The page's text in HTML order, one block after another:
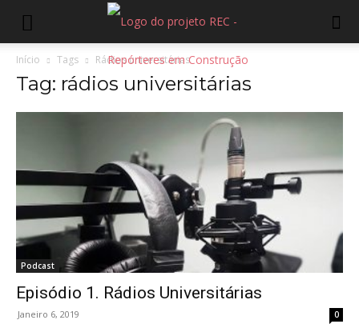
Início Tags Rádios universitárias
Tag: rádios universitárias
Podcast
Episódio 1. Rádios Universitárias
Janeiro 6, 2019 0